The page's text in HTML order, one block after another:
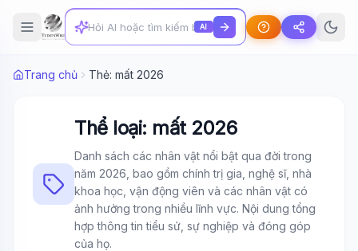
AI
Trang chủ Thẻ: mất 2026
Thể loại: mất 2026
Danh sách các nhân vật nổi bật qua đời trong
năm 2026, bao gồm chính trị gia, nghệ sĩ, nhà
khoa học, vận động viên và các nhân vật có
ảnh hưởng trong nhiều lĩnh vực. Nội dung tổng
hợp thông tin tiểu sử, sự nghiệp và đóng góp
của họ.